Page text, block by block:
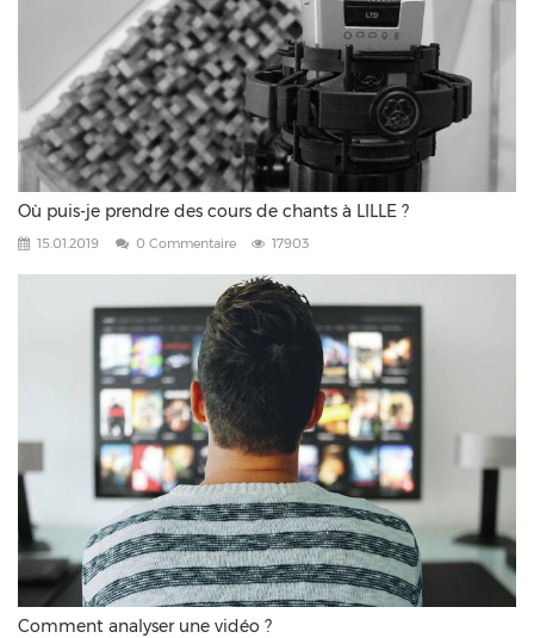
Où puis-je prendre des cours de chants à LILLE ?
15.01.2019 0 Commentaire 17903
Comment analyser une vidéo ?